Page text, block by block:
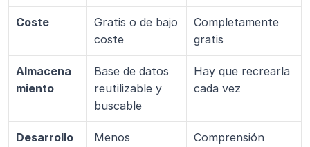
Coste
Gratis o de bajo
coste
Completamente
gratis
Almacena
miento
Base de datos
reutilizable y
buscable
Hay que recrearla
cada vez
Desarrollo
Menos
Comprensión